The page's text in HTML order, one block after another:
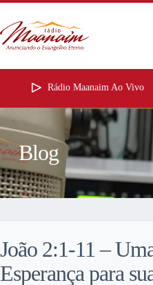
Rádio Maanaim Ao Vivo
Blog
João 2:1-11 –
Esperança para